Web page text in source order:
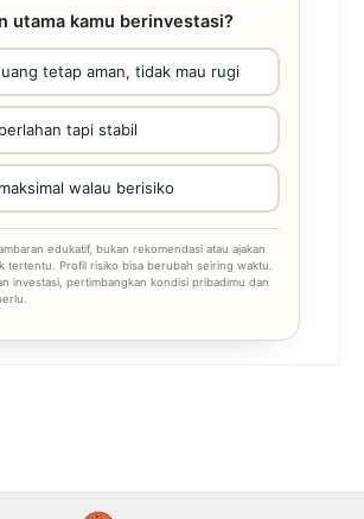
utama kamu berinvestasi?
tetap aman, tidak mau rugi
tapi stabil
walau berisiko
edukatif, bukan rekomendasi atau ajakan
tertentu. Profil risiko bisa berubah seiring waktu.
investasi, pertimbangkan kondisi pribadimu dan